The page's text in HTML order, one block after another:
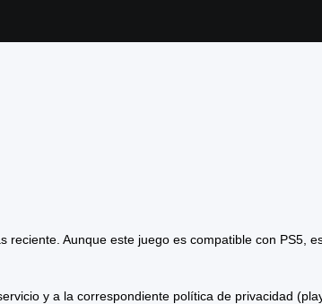
Aunque este juego es compatible con PS5,
y a la correspondiente política de privacidad